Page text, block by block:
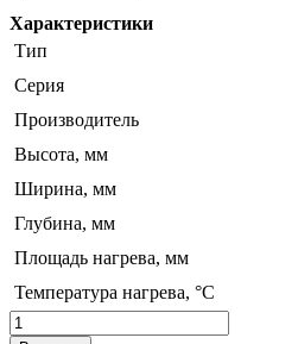
Характеристики
Тип
Серия
Производитель
Высота, мм
Ширина, мм
Глубина, мм
Площадь нагрева, мм
Температура нагрева, °С
Количество